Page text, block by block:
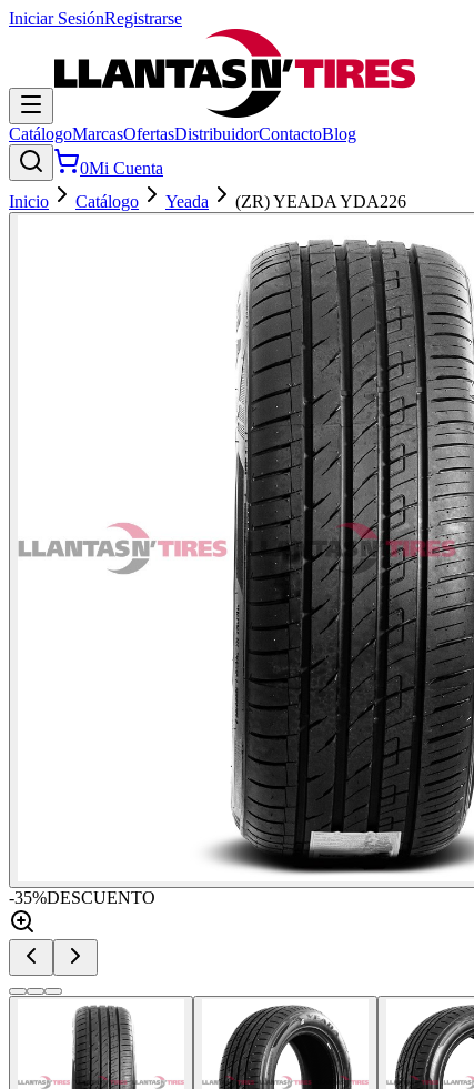
Iniciar SesiónRegistrarse
CatálogoMarcasOfertasDistribuidorContactoBlog
0Mi Cuenta
Inicio
Catálogo Yeada (ZR) YEADA YDA226
-35%DESCUENTO